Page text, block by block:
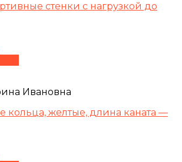
стенки с нагрузкой до
Ивановна
кольца, желтые, длина каната —